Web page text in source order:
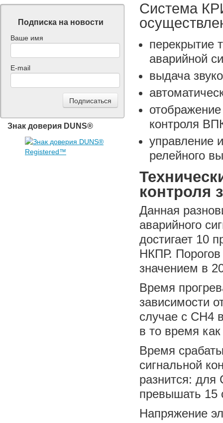
Система
перекрытие
аварийной
выдача
контроля
управление
релейного
контроля
Данная
аварийного
достигает 10
НКПР. Порогов
значением в
Время
зависимости
случае с CH4
в то время
Время
сигнальной
разнится:
превышать 15
Напряжение
Подписка на новости
Ваше имя
E-mail
Знак доверия DUNS®